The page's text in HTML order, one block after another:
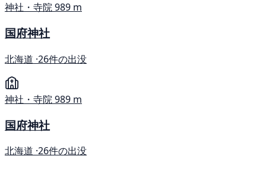
神社・寺院989 m
国府神社
北海道 ·26件の出没
神社・寺院989 m
国府神社
北海道 ·26件の出没